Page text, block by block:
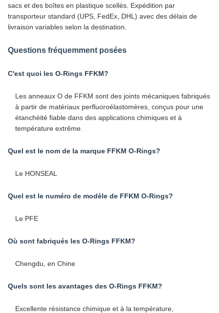
sacs et des boîtes en plastique scellés. Expédition par
transporteur standard (UPS, FedEx, DHL) avec des délais de
livraison variables selon la destination.
Questions fréquemment posées
C'est quoi les O-Rings FFKM?
Les anneaux O de FFKM sont des joints mécaniques fabriqués
à partir de matériaux perfluoroélastomères, conçus pour une
étanchéité fiable dans des applications chimiques et à
température extrême.
Quel est le nom de la marque FFKM O-Rings?
Le HONSEAL
Quel est le numéro de modèle de FFKM O-Rings?
Le PFE
Où sont fabriqués les O-Rings FFKM?
Chengdu, en Chine
Quels sont les avantages des O-Rings FFKM?
Excellente résistance chimique et à la température,